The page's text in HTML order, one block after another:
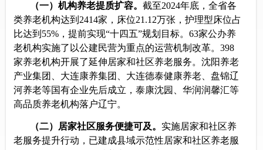
（一）机构养老提质扩容。 截至2024年底，全省各
类养老机构达到 2414家，床位21.12万张，护理型床位占
比达到 55% ，提前实现“十四五”规划目标。 63家公办养
老机构实施了以公建民营为重点的运营机制改革。 398
家养老机构开展了延伸居家和社区养老服务。沈阳养老
产业集团、大连康养集团、大连德泰健康养老、盘锦辽
河养老等国有企业先后成立，泰康沈园、华润润馨汇等
高品质养老机构落户辽宁。
（二）居家社区服务便捷可及。 实施居家和社区养
老服务提升行动， 已建成县域示范性居家和社区养老服